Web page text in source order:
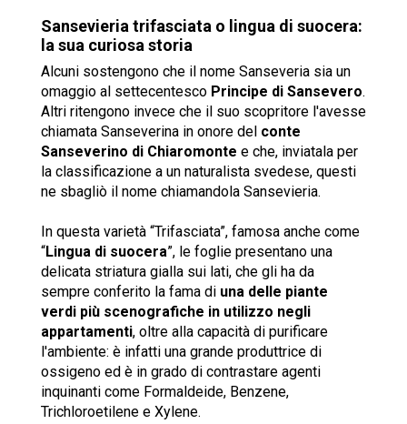
Sansevieria trifasciata o lingua di suocera:
la sua curiosa storia
Alcuni sostengono che il nome Sanseveria sia un
omaggio al settecentesco Principe di Sansevero.
Altri ritengono invece che il suo scopritore l'avesse
chiamata Sanseverina in onore del conte
Sanseverino di Chiaromonte e che, inviatala per
la classificazione a un naturalista svedese, questi
ne sbagliò il nome chiamandola Sansevieria.
In questa varietà “Trifasciata”, famosa anche come
“Lingua di suocera”, le foglie presentano una
delicata striatura gialla sui lati, che gli ha da
sempre conferito la fama di una delle piante
verdi più scenografiche in utilizzo negli
appartamenti, oltre alla capacità di purificare
l'ambiente: è infatti una grande produttrice di
ossigeno ed è in grado di contrastare agenti
inquinanti come Formaldeide, Benzene,
Trichloroetilene e Xylene.